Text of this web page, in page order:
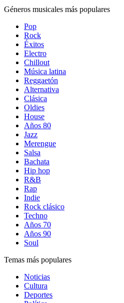
Géneros musicales más populares
Pop
Rock
Éxitos
Electro
Chillout
Música latina
Reggaetón
Alternativa
Clásica
Oldies
House
Años 80
Jazz
Merengue
Salsa
Bachata
Hip hop
R&B
Rap
Indie
Rock clásico
Techno
Años 70
Años 90
Soul
Temas más populares
Noticias
Cultura
Deportes